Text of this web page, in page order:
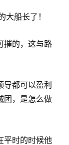
大船长了！
摧的，这与路
都可以盈利
团，是怎么做
平时的时候他